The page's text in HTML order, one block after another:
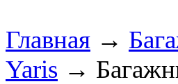
Главная →
Yaris →